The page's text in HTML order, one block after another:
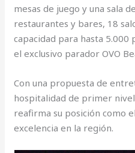
mesas de juego y una sala
restaurantes y bares, 18
capacidad para hasta 5.000
el exclusivo parador OVO
Con una propuesta de
hospitalidad de primer
reafirma su posición como
excelencia en la región.